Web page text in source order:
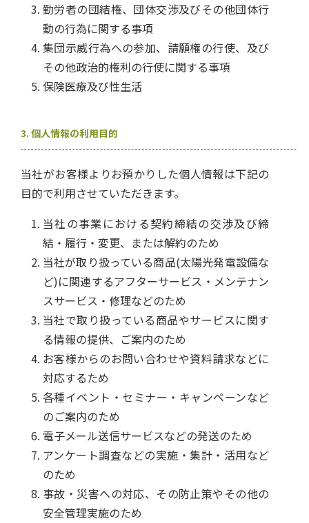
勤労者の団結権、団体交渉及びその他団体行
動の行為に関する事項
集団示威行為への参加、請願権の行使、及び
その他政治的権利の行使に関する事項
保険医療及び性生活
3. 個人情報の利用目的
当社がお客様よりお預かりした個人情報は下記の
目的で利用させていただきます。
当社の事業における契約締結の交渉及び締
結・履行・変更、または解約のため
当社が取り扱っている商品(太陽光発電設備な
ど)に関連するアフターサービス・メンテナン
スサービス・修理などのため
当社で取り扱っている商品やサービスに関す
る情報の提供、ご案内のため
お客様からのお問い合わせや資料請求などに
対応するため
各種イベント・セミナー・キャンペーンなど
のご案内のため
電子メール送信サービスなどの発送のため
アンケート調査などの実施・集計・活用など
のため
事故・災害への対応、その防止策やその他の
安全管理実施のため